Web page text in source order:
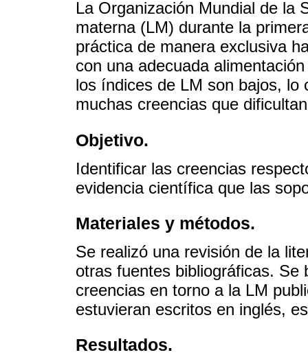
La Organización Mundial de la
materna (LM) durante la
práctica de manera exclusiva
con una adecuada
los índices de LM son bajos, lo
muchas creencias que
Objetivo.
Identificar las creencias
evidencia científica que las
Materiales y métodos.
Se realizó una revisión de la
otras fuentes bibliográficas.
creencias en torno a la LM
estuvieran escritos en inglés,
Resultados.